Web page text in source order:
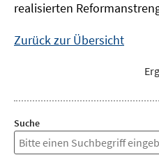
realisierten
Zurück zur Übersicht
Suche